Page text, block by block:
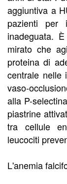
aggiuntiva a
pazienti per
inadeguata.
mirato che
proteina di
centrale nelle
vaso-
alla P-
piastrine
tra cellule
leucociti
L'anemia